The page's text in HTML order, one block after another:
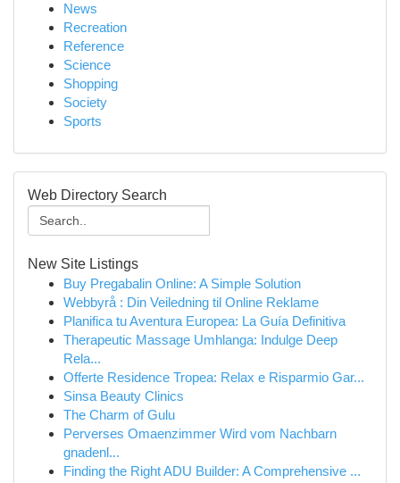
News
Recreation
Reference
Science
Shopping
Society
Sports
Web Directory Search
New Site Listings
Buy Pregabalin Online: A Simple Solution
Webbyrå : Din Veiledning til Online Reklame
Planifica tu Aventura Europea: La Guía Definitiva
Therapeutic Massage Umhlanga: Indulge Deep
Rela...
Offerte Residence Tropea: Relax e Risparmio Gar...
Sinsa Beauty Clinics
The Charm of Gulu
Perverses Omaenzimmer Wird vom Nachbarn
gnadenl...
Finding the Right ADU Builder: A Comprehensive ...